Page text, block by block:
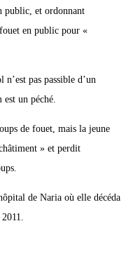
public, et ordonnant
en public pour «
pas passible d’un
un péché.
de fouet, mais la jeune
» et perdit
de Naria où elle décéda